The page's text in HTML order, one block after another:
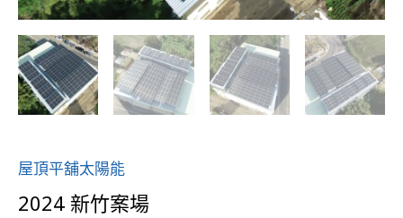
屋頂平舖太陽能
2024 新竹案場